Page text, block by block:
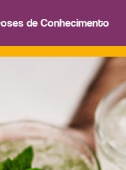
de Conhecimento